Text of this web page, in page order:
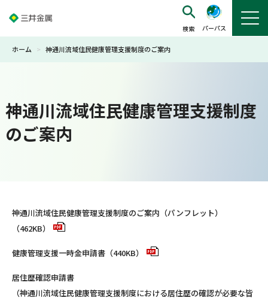
パーパス
神通川流域住民健康管理支援制度
のご案内
ホーム > 神通川流域住民健康管理支援制度のご案内
神通川流域住民健康管理支援制度のご案内（パンフレット）
（462KB）
健康管理支援一時金申請書（440KB）
居住歴確認申請書
（神通川流域住民健康管理支援制度における居住歴の確認が必要な皆